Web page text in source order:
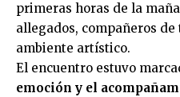
primeras horas de la
allegados, compañeros
ambiente artístico.
El encuentro estuvo
emoción y el